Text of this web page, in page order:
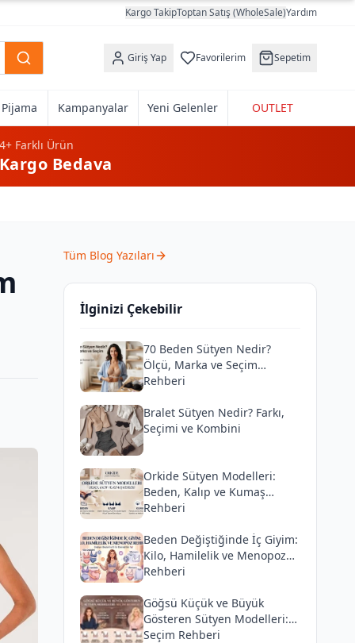
Kargo TakipToptan Satış (WholeSale)Yardım
Giriş Yap Favorilerim Sepetim
Pijama Kampanyalar Yeni Gelenler OUTLET
Farklı Ürün
Bedava
Tüm Blog Yazıları
İlginizi Çekebilir
70 Beden Sütyen Nedir?
Ölçü, Marka ve Seçim
Rehberi
Bralet Sütyen Nedir? Farkı,
Seçimi ve Kombini
Orkide Sütyen Modelleri:
Beden, Kalıp ve Kumaş
Rehberi
Beden Değiştiğinde İç Giyim:
Kilo, Hamilelik ve Menopoz
Rehberi
Göğsü Küçük ve Büyük
Gösteren Sütyen Modelleri:
Seçim Rehberi